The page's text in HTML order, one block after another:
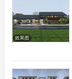
户型鉴赏：每一
产品是硬道理。
来了五大颠覆
效果图